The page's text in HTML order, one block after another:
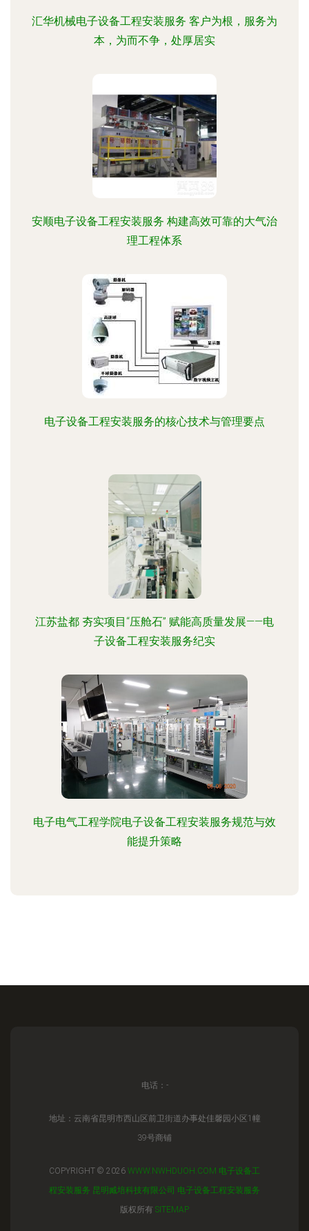
汇华机械电子设备工程安装服务 客户为根，服务为
本，为而不争，处厚居实
安顺电子设备工程安装服务 构建高效可靠的大气治
理工程体系
电子设备工程安装服务的核心技术与管理要点
江苏盐都 夯实项目“压舱石” 赋能高质量发展——电
子设备工程安装服务纪实
电子电气工程学院电子设备工程安装服务规范与效
能提升策略
电话：-
地址：云南省昆明市西山区前卫街道办事处佳馨园小区1幢
39号商铺
COPYRIGHT © 2026 WWW.NWHDUOH.COM 电子设备工
程安装服务 昆明臧培科技有限公司 电子设备工程安装服务
版权所有 SITEMAP